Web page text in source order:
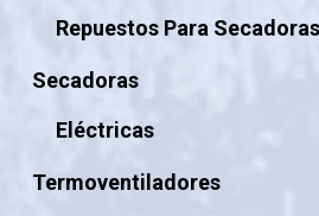
Repuestos Para Secadoras
Secadoras
Eléctricas
Termoventiladores